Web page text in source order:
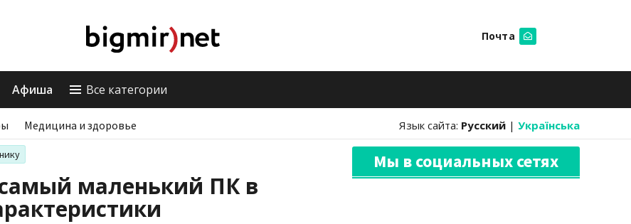
Почта
Афиша Все категории
Медицина и здоровье Язык сайта: Русский | Українська
маленький ПК в
Мы в социальных сетях